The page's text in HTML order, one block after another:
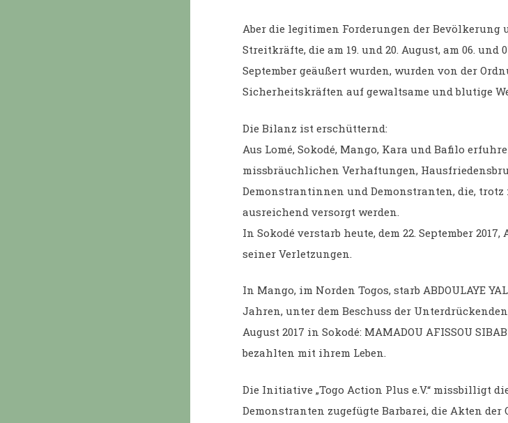
Aber die legitimen Forderungen der Bevölkerung
Streitkräfte, die am 19. und 20. August, am 06. und
September geäußert wurden, wurden von der
Sicherheitskräften auf gewaltsame und blutige
Die Bilanz ist erschütternd:
Aus Lomé, Sokodé, Mango, Kara und Bafilo
missbräuchlichen Verhaftungen,
Demonstrantinnen und Demonstranten, die,
ausreichend versorgt werden.
In Sokodé verstarb heute, dem 22. September 2017,
seiner Verletzungen.
In Mango, im Norden Togos, starb ABDOULAYE
Jahren, unter dem Beschuss der
August 2017 in Sokodé: MAMADOU AFISSOU
bezahlten mit ihrem Leben.
Die Initiative „Togo Action Plus e.V.“ missbilligt
Demonstranten zugefügte Barbarei, die Akten der